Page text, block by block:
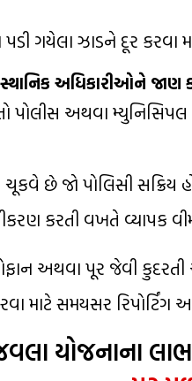
ગયેલા ઝાડને દૂર કરવા
અધિકારીઓને જાણ
અથવા મ્યુનિસિપલ
ચૂકવે છે જો પોલિસી
કરતી વખતે વ્યાપક
અથવા પૂર જેવી
માટે સમયસર રિપોર્ટિંગ
યોજનાના